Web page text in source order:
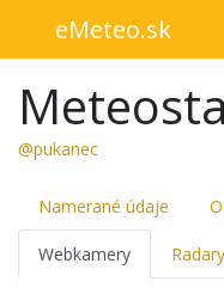
eMeteo.sk
@pukanec
Namerané údaje
Webkamery Radary